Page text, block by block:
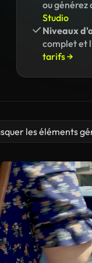
ou générez
Studio
Niveaux
complet et
tarifs →
les éléments